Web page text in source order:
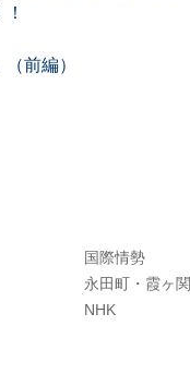
前編）
国際情勢
永田町・霞ヶ関
NHK